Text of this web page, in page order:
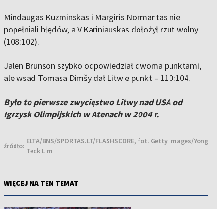
Mindaugas Kuzminskas i Margiris Normantas nie
popełniali błędów, a V.Kariniauskas dołożył rzut wolny
(108:102).
Jalen Brunson szybko odpowiedział dwoma punktami,
ale wsad Tomasa Dimšy dał Litwie punkt – 110:104.
Było to pierwsze zwycięstwo Litwy nad USA od
Igrzysk Olimpijskich w Atenach w 2004 r.
źródło:
ELTA/BNS/SPORTAS.LT/FLASHSCORE, fot. Getty Images/Yong
Teck Lim
WIĘCEJ NA TEN TEMAT